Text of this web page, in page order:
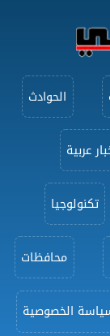
الحوادث
عربية
تكنولوجيا
محافظات
الخصوصية